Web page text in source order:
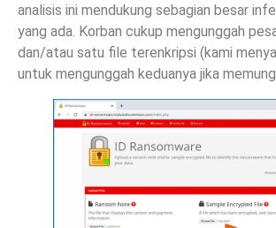
analisis ini mendukung sebagian besar
yang ada. Korban cukup mengunggah
dan/atau satu file terenkripsi (kami
untuk mengunggah keduanya jika